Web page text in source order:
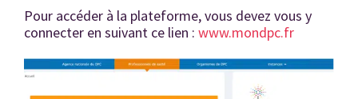
Pour accéder à la plateforme, vous devez vous y
connecter en suivant ce lien : www.mondpc.fr